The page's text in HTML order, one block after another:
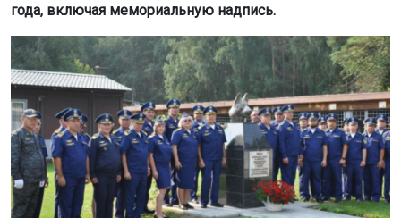
года, включая мемориальную надпись.